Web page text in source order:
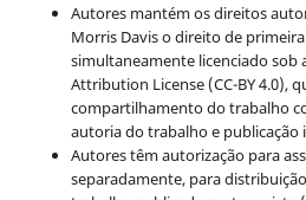
Autores mantém os direitos
Morris Davis o direito de
simultaneamente licenciado sob
Attribution License (CC-BY 4.0),
compartilhamento do trabalho
autoria do trabalho e publicação
Autores têm autorização para
separadamente, para